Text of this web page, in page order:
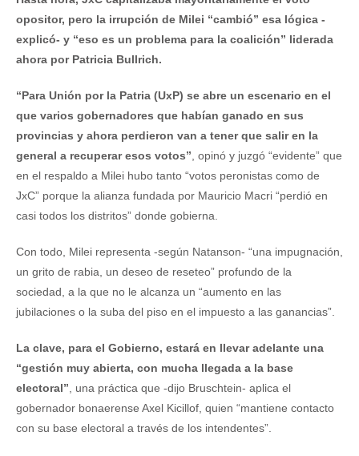
opositor, pero la irrupción de Milei “cambió” esa lógica -
explicó- y “eso es un problema para la coalición” liderada
ahora por Patricia Bullrich.
“Para Unión por la Patria (UxP) se abre un escenario en el
que varios gobernadores que habían ganado en sus
provincias y ahora perdieron van a tener que salir en la
general a recuperar esos votos” , opinó y juzgó “evidente” que
en el respaldo a Milei hubo tanto “votos peronistas como de
JxC” porque la alianza fundada por Mauricio Macri “perdió en
casi todos los distritos” donde gobierna.
Con todo, Milei representa -según Natanson- “una impugnación,
un grito de rabia, un deseo de reseteo” profundo de la
sociedad, a la que no le alcanza un “aumento en las
jubilaciones o la suba del piso en el impuesto a las ganancias”.
La clave, para el Gobierno, estará en llevar adelante una
“gestión muy abierta, con mucha llegada a la base
electoral” , una práctica que -dijo Bruschtein- aplica el
gobernador bonaerense Axel Kicillof, quien “mantiene contacto
con su base electoral a través de los intendentes”.